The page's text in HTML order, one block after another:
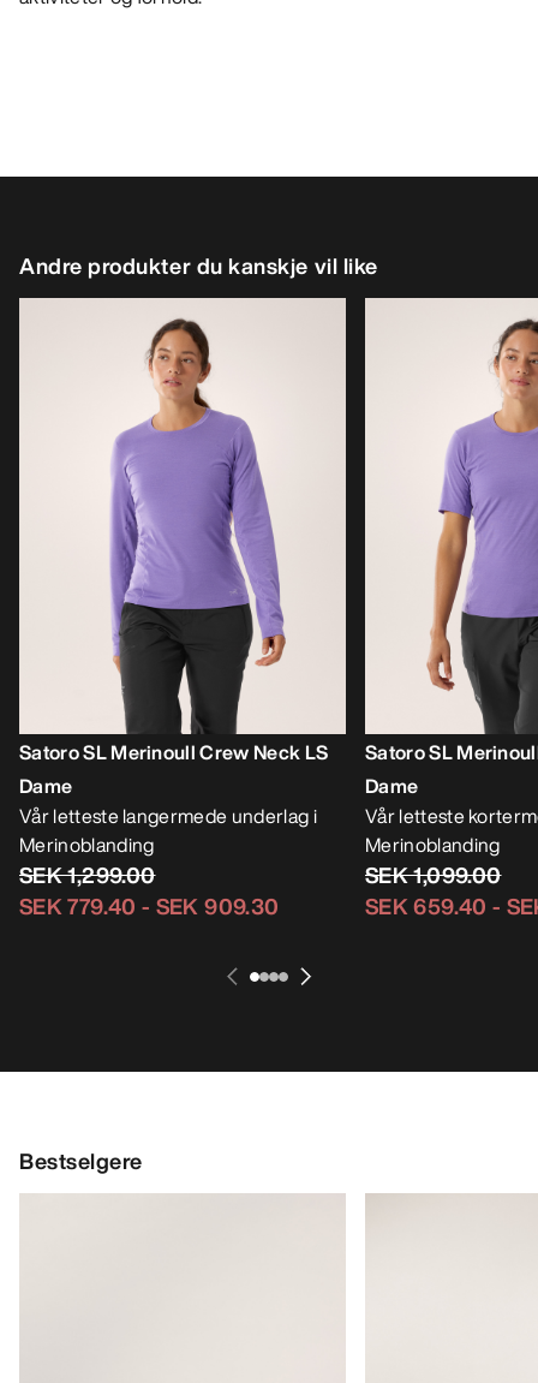
Andre produkter du kanskje vil like
Satoro SL Merinoull Crew Neck LS
Dame
Vår letteste langermede underlag i
Merinoblanding
SEK 1,299.00
SEK 779.40 - SEK 909.30
Satoro SL
Dame
Vår letteste
Merinoblanding
SEK 1,099.00
SEK 659.40 -
Bestselgere